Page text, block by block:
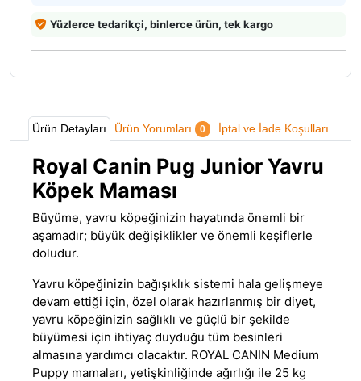
Yüzlerce tedarikçi, binlerce ürün, tek kargo
Ürün Detayları Ürün Yorumları 0 İptal ve İade Koşulları
Royal Canin Pug Junior Yavru
Köpek Maması
Büyüme, yavru köpeğinizin hayatında önemli bir
aşamadır; büyük değişiklikler ve önemli keşiflerle
doludur.
Yavru köpeğinizin bağışıklık sistemi hala gelişmeye
devam ettiği için, özel olarak hazırlanmış bir diyet,
yavru köpeğinizin sağlıklı ve güçlü bir şekilde
büyümesi için ihtiyaç duyduğu tüm besinleri
almasına yardımcı olacaktır. ROYAL CANIN Medium
Puppy mamaları, yetişkinliğinde ağırlığı ile 25 kg